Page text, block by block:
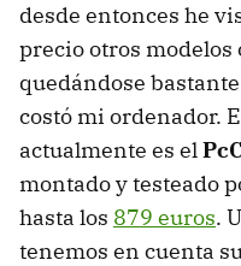
desde entonces he
precio otros
quedándose
costó mi ordenador.
actualmente es el
montado y testeado
hasta los 879 euros.
tenemos en cuenta